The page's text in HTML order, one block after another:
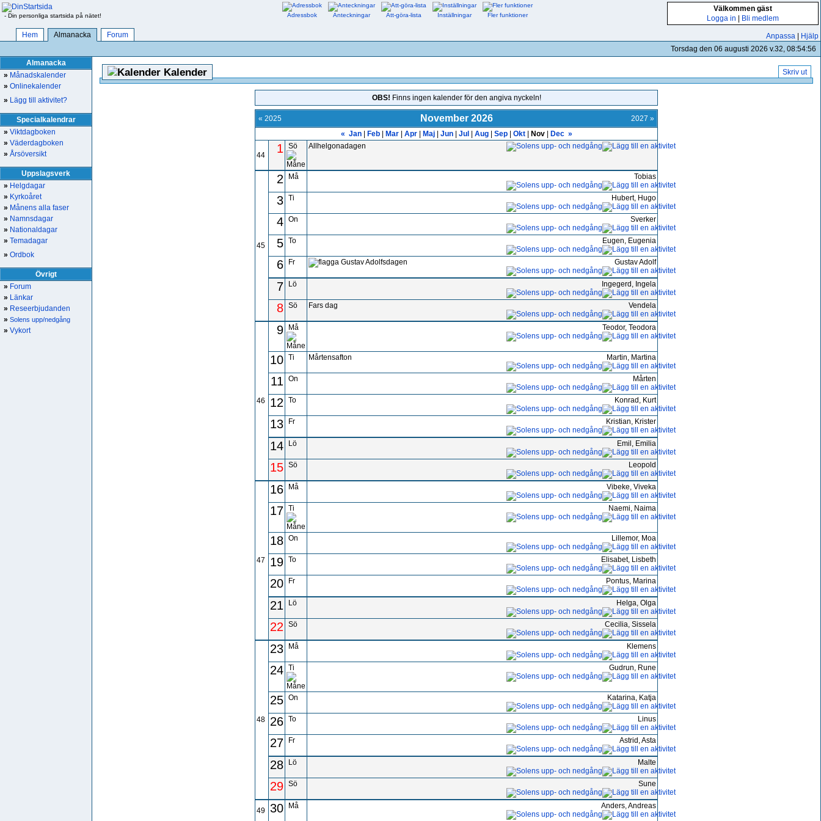
- Din personliga startsida på nätet! Adressbok Anteckningar Att-göra-lista Inställningar Fler funktioner
Välkommen gäst
Logga in
Bli medlem
Anpassa Hjälp
Hem Almanacka
Forum
Torsdag den 06 augusti 2026 v.32, 08:54:56
Almanacka
» Månadskalender
» Onlinekalender
» Lägg till aktivitet?
Specialkalendrar
» Viktdagboken
» Väderdagboken
» Årsöversikt
Uppslagsverk
» Helgdagar
» Kyrkoåret
» Månens alla faser
» Namnsdagar
» Nationaldagar
» Temadagar
» Ordbok
Övrigt
» Forum
» Länkar
» Reseerbjudanden
» Solens upp/nedgång
» Vykort
Kalender Skriv ut
OBS! Finns ingen kalender för den angiva nyckeln!
« 2025 November 2026
2027 »
« Jan| Feb| Mar| Apr| Maj| Jun| Jul Aug| Sep| Okt| Nov| Dec »
44 1 Sö Allhelgonadagen
45
2 Må Tobias
3 Ti Hubert, Hugo
4 On Sverker
5 To Eugen, Eugenia
6 Fr Gustav Adolfsdagen Gustav Adolf
7 Lö Ingegerd, Ingela
8 Sö Fars dag Vendela
46
9 Må Teodor, Teodora
10 Ti Mårtensafton Martin, Martina
11 On Mårten
12 To Konrad, Kurt
13 Fr Kristian, Krister
14 Lö Emil, Emilia
15 Sö Leopold
47
16 Må Vibeke, Viveka
17 Ti Naemi, Naima
18 On Lillemor, Moa
19 To Elisabet, Lisbeth
20 Fr Pontus, Marina
21 Lö Helga, Olga
22 Sö Cecilia, Sissela
48
23 Må Klemens
24 Ti Gudrun, Rune
25 On Katarina, Katja
26 To Linus
27 Fr Astrid, Asta
28 Lö Malte
29 Sö Sune
49 30 Må Anders, Andreas